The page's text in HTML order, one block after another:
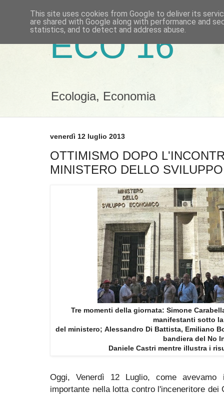
ECO 16
Ecologia, Economia
venerdì 12 luglio 2013
OTTIMISMO DOPO
MINISTERO DELLO
Tre momenti della giornata: Simone
manifestanti sotto
del ministero; Alessandro Di Battista, Emiliano
bandiera del No
Daniele Castri mentre illustra i
Oggi, Venerdì 12 Luglio, come
importante nella lotta contro l'inceneritore dei
This site uses cookies from Google to deliver its
are shared with Google along with performance and
statistics, and to detect and address abuse.